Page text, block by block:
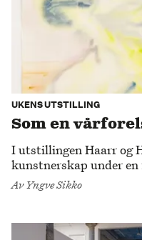
UKENS UTSTILLING
Som en
I utstillingen Haarr og
kunstnerskap under
Av Yngve Sikko